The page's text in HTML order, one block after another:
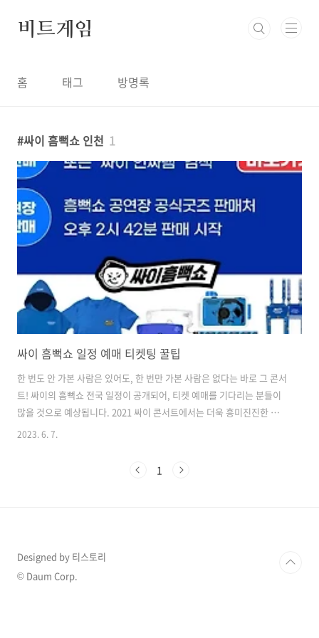
비트게임
홈 태그 방명록
싸이 흠뻑쇼 인천 1
싸이 흠뻑쇼 일정 예매 티켓팅 꿀팁
한 번도 안 가본 사람은 있어도, 한 번만 가본 사람은 없다는 바로 그 콘서
트! 싸이의 흠뻑쇼 전국 일정이 공개되어, 티켓 예매를 기다리는 분들이
많을 것으로 예상됩니다. 2021 싸이 콘서트에서는 더욱 흥미진진한 무대
와 노래가 기대됩니다. 올해는 꼭 예매에 성공하여 콘서트를 즐겨보시길
구구펀 활용 인기가 많은 티켓팅 또는 수강신청 시에는 운이 70%, 실력
2023. 6. 7.
1
Designed by 티스토리
© Daum Corp.